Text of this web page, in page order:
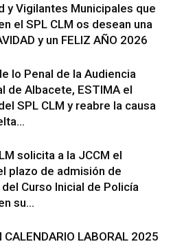
y Vigilantes Municipales que
el SPL CLM os desean una
y un FELIZ AÑO 2026
lo Penal de la Audiencia
de Albacete, ESTIMA el
SPL CLM y reabre la causa
solicita a la JCCM el
plazo de admisión de
Curso Inicial de Policía
su...
CALENDARIO LABORAL 2025